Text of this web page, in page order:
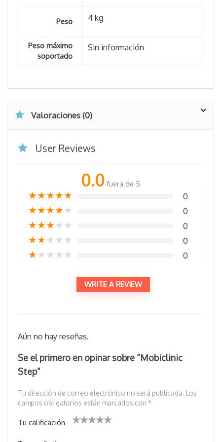
Peso 4 kg
Peso máximo
soportado
Sin información
Valoraciones (0)
User Reviews
0.0 fuera de 5
★★★★★ 0
★★★★★ 0
★★★★★ 0
★★★★★ 0
★★★★★ 0
WRITE A REVIEW
Aún no hay reseñas.
Se el primero en opinar sobre “Mobiclinic
Step”
Tu dirección de correo electrónico no será publicada. Los
campos obligatorios están marcados con *
Tu calificación